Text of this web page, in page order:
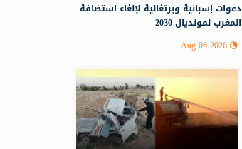
دعوات إسبانية وبرتغالية لإلغاء استضافة
المغرب لمونديال 2030
Aug 06 2026